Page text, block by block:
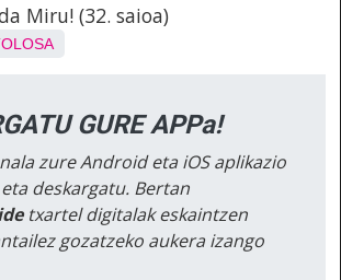
Miru! (32. saioa)
GURE APPa!
zure Android eta iOS aplikazio
deskargatu. Bertan
txartel digitalak eskaintzen
gozatzeko aukera izango